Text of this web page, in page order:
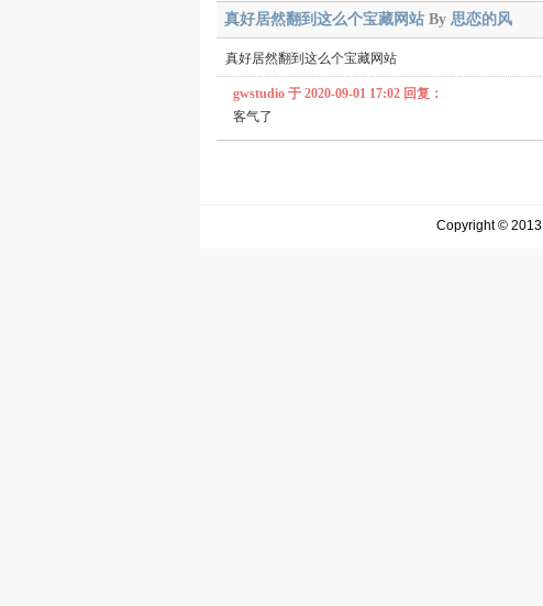
真好居然翻到这么个宝藏网站 By 思恋的风
真好居然翻到这么个宝藏网站
gwstudio 于 2020-09-01 17:02 回复：
客气了
Copyright © 2013